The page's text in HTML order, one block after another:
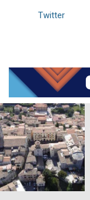
Twitter